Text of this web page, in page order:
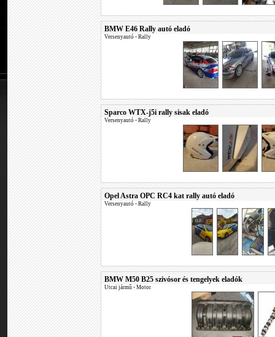
BMW E46 Rally autó eladó
Versenyautó • Rally
Sparco WTX-j5i rally sisak eladó
Versenyautó • Rally
Opel Astra OPC RC4 kat rally autó eladó
Versenyautó • Rally
BMW M50 B25 szivósor és tengelyek eladók
Utcai jármű • Motor